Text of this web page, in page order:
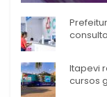
Itapevi
cursos